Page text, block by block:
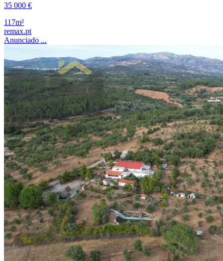
35 000 €
117m²
remax.pt
Anunciado ...